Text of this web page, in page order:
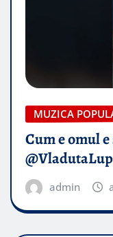
MUZICA
Cum e omul
admin